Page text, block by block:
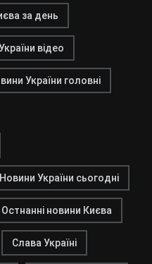
за день
відео
України головні
Новини України сьогодні
Остнанні новини Києва
Слава Україні